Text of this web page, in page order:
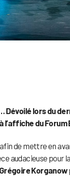
Dévoilé lors du
du
de mettre en
audacieuse pour
Grégoire Korganow